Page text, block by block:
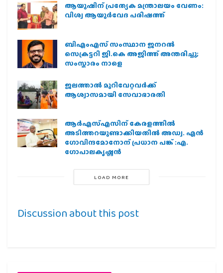
ആയുഷിന് പ്രത്യേക മന്ത്രാലയം വേണം:
വിശ്വ ആയുര്‍വേദ പരിഷത്ത്
ബിഎംഎസ് സംസ്ഥാന ജനറൽ
സെക്രട്ടറി ജി.കെ അജിത്ത് അന്തരിച്ചു;
സംസ്കാരം നാളെ
ജലത്താല്‍ മുറിവേറ്റവര്‍ക്ക്
ആശ്വാസമായി സേവാഭാരതി
ആര്‍എസ്എസിന് കേരളത്തില്‍
അടിത്തറയുണ്ടാക്കിയതില്‍ അഡ്വ. എന്‍
ഗോവിന്ദമോനോന് പ്രധാന പങ്ക് :എ.
ഗോപാലകൃഷ്ണന്‍
LOAD MORE
Discussion about this post